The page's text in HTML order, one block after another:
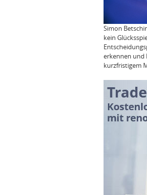
Simon
kein
erkennen und
kurzfristigem